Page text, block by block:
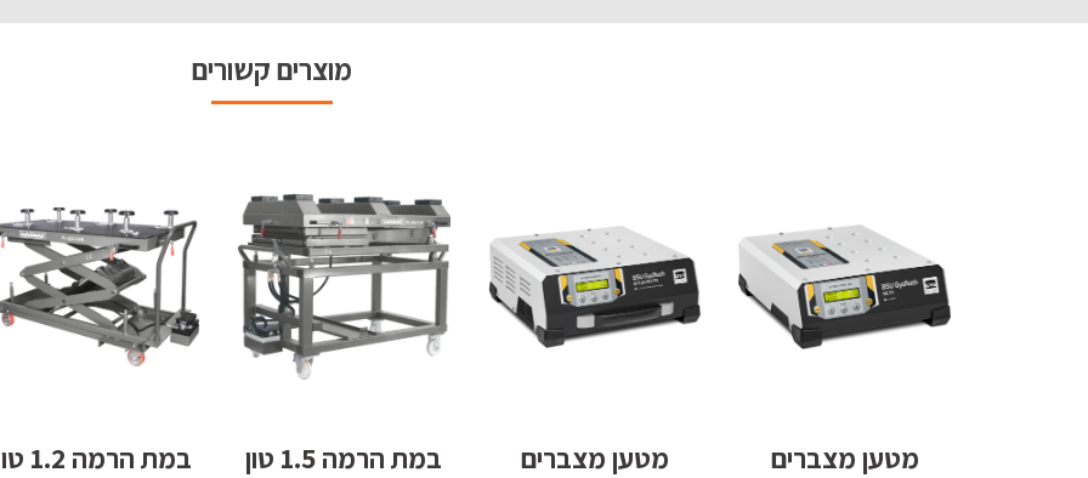
מוצרים קשורים
מטען מצברים
מטען מצברים
במת הרמה 1.5 טון
במת הרמה